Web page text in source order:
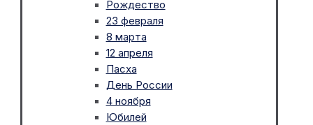
Рождество
23 февраля
8 марта
12 апреля
Пасха
День России
4 ноября
Юбилей